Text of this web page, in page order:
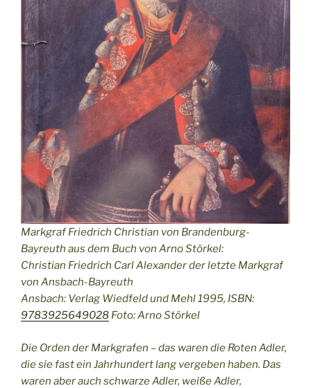
Markgraf Friedrich Christian von Brandenburg-
Bayreuth aus dem Buch von Arno Störkel:
Christian Friedrich Carl Alexander der letzte Markgraf
von Ansbach-Bayreuth
Ansbach: Verlag Wiedfeld und Mehl 1995, ISBN:
9783925649028 Foto: Arno Störkel
Die Orden der Markgrafen – das waren die Roten Adler,
die sie fast ein Jahrhundert lang vergeben haben. Das
waren aber auch schwarze Adler, weiße Adler,